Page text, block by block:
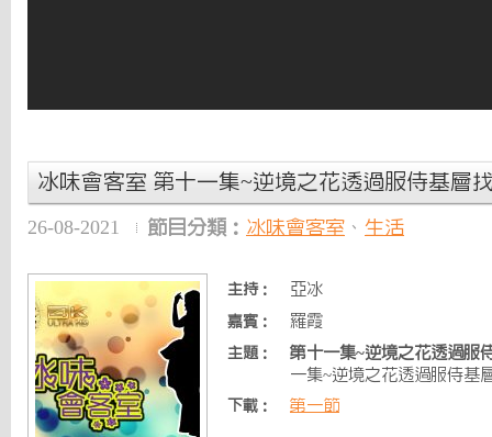
冰味會客室 第十一集~逆境之花透過服侍基層
26-08-2021 節目分類： 冰味會客室 、 生活
主持： 亞冰
嘉賓： 羅霞
主題：
第十一集~逆境之花透過服
一集~逆境之花透過服侍基
下載： 第一節